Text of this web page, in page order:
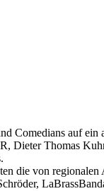
Comedians auf ein
Dieter Thomas
die von